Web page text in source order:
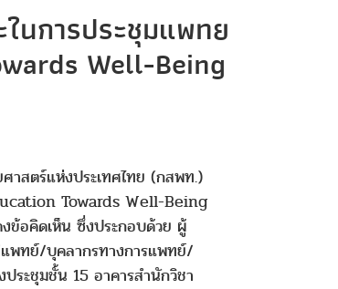
นการประชุมแพทย
Well-Being
สตร์แห่งประเทศไทย (กสพท.)
Towards Well-Being
ข้อคิดเห็น ซึ่งประกอบด้วย ผู้
พทย์/บุคลากรทางการแพทย์/
ระชุมชั้น 15 อาคารสำนักวิชา